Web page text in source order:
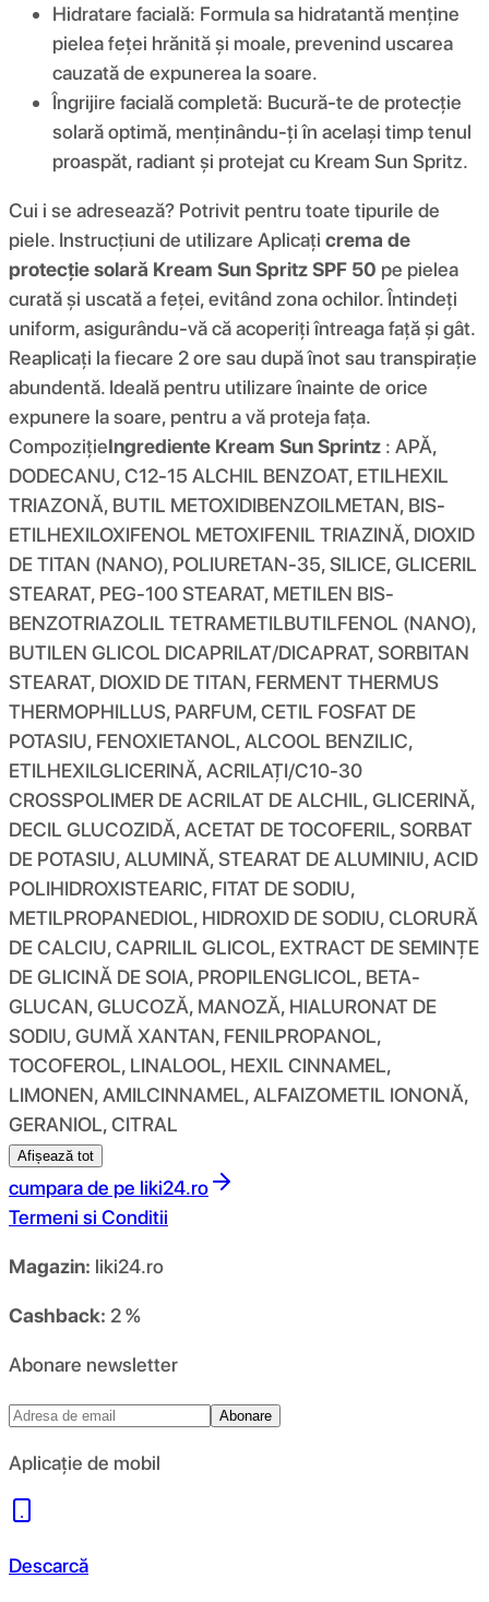
Hidratare facială: Formula sa hidratantă menține
pielea feței hrănită și moale, prevenind uscarea
cauzată de expunerea la soare.
Îngrijire facială completă: Bucură-te de protecție
solară optimă, menținându-ți în același timp tenul
proaspăt, radiant și protejat cu Kream Sun Spritz.
Cui i se adresează? Potrivit pentru toate tipurile de
piele. Instrucțiuni de utilizare Aplicați crema de
protecție solară Kream Sun Spritz SPF 50 pe pielea
curată și uscată a feței, evitând zona ochilor. Întindeți
uniform, asigurându-vă că acoperiți întreaga față și gât.
Reaplicați la fiecare 2 ore sau după înot sau transpirație
abundentă. Ideală pentru utilizare înainte de orice
expunere la soare, pentru a vă proteja fața.
CompoziţieIngrediente Kream Sun Sprintz : APĂ,
DODECANU, C12-15 ALCHIL BENZOAT, ETILHEXIL
TRIAZONĂ, BUTIL METOXIDIBENZOILMETAN, BIS-
ETILHEXILOXIFENOL METOXIFENIL TRIAZINĂ, DIOXID
DE TITAN (NANO), POLIURETAN-35, SILICE, GLICERIL
STEARAT, PEG-100 STEARAT, METILEN BIS-
BENZOTRIAZOLIL TETRAMETILBUTILFENOL (NANO),
BUTILEN GLICOL DICAPRILAT/DICAPRAT, SORBITAN
STEARAT, DIOXID DE TITAN, FERMENT THERMUS
THERMOPHILLUS, PARFUM, CETIL FOSFAT DE
POTASIU, FENOXIETANOL, ALCOOL BENZILIC,
ETILHEXILGLICERINĂ, ACRILAȚI/C10-30
CROSSPOLIMER DE ACRILAT DE ALCHIL, GLICERINĂ,
DECIL GLUCOZIDĂ, ACETAT DE TOCOFERIL, SORBAT
DE POTASIU, ALUMINĂ, STEARAT DE ALUMINIU, ACID
POLIHIDROXISTEARIC, FITAT DE SODIU,
METILPROPANEDIOL, HIDROXID DE SODIU, CLORURĂ
DE CALCIU, CAPRILIL GLICOL, EXTRACT DE SEMINȚE
DE GLICINĂ DE SOIA, PROPILENGLICOL, BETA-
GLUCAN, GLUCOZĂ, MANOZĂ, HIALURONAT DE
SODIU, GUMĂ XANTAN, FENILPROPANOL,
TOCOFEROL, LINALOOL, HEXIL CINNAMEL,
LIMONEN, AMILCINNAMEL, ALFAIZOMETIL IONONĂ,
GERANIOL, CITRAL
Afișează tot
cumpara de pe liki24.ro
Termeni si Conditii
Magazin: liki24.ro
Cashback: 2 %
Abonare newsletter
Abonare
Aplicație de mobil
Descarcă